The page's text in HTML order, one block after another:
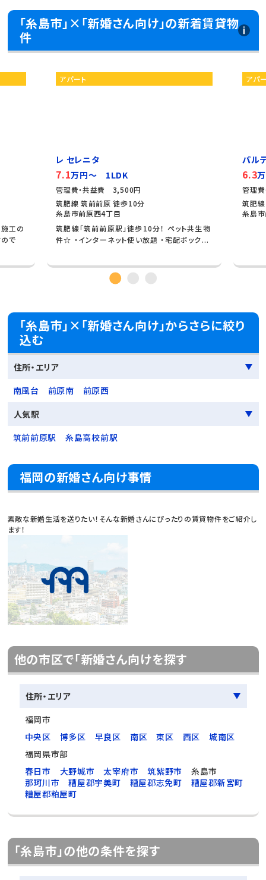
「糸島市」×「新婚さん向け」の新着賃貸物
件
工の
で
アパート
レ セレニタ
7.1万円～ 1LDK
管理費・共益費 3,500円
筑肥線 筑前前原 徒歩10分
糸島市前原西4丁目
筑肥線「筑前前原駅」徒歩10分！ ペット共生物
件☆ ・インターネット使い放題 ・宅配ボック...
アパ
パル
6.3
管理
筑肥
糸島
「糸島市」×「新婚さん向け」からさらに絞り
込む
住所・エリア
南風台
前原南
前原西
人気駅
筑前前原駅
糸島高校前駅
福岡の新婚さん向け事情
素敵な新婚生活を送りたい！そんな新婚さんにぴったりの賃貸物件をご紹介し
ます！
他の市区で「新婚さん向けを探す
住所・エリア
福岡市
中央区
博多区 早良区 南区 東区 西区
城南区
福岡県市部
春日市
大野城市 太宰府市 筑紫野市
糸島市
那珂川市
糟屋郡宇美町 糟屋郡志免町
糟屋郡新宮町
糟屋郡粕屋町
「糸島市」の他の条件を探す